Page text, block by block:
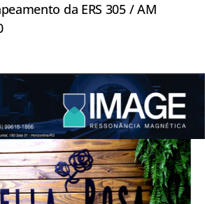
da ERS 305 / AM